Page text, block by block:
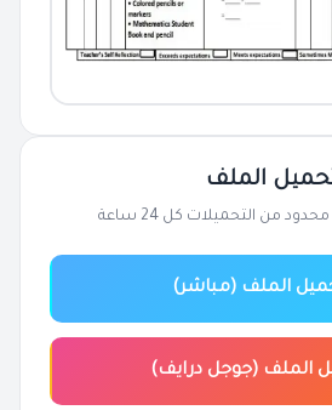
الملف
من التحميلات كل 24 ساعة
الملف (مباشر)
الملف (جوجل درايف)